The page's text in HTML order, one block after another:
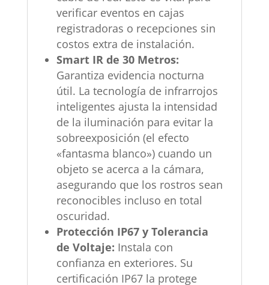
verificar eventos en cajas
registradoras o recepciones sin
costos extra de instalación.
Smart IR de 30 Metros:
Garantiza evidencia nocturna
útil. La tecnología de infrarrojos
inteligentes ajusta la intensidad
de la iluminación para evitar la
sobreexposición (el efecto
«fantasma blanco») cuando un
objeto se acerca a la cámara,
asegurando que los rostros sean
reconocibles incluso en total
oscuridad.
Protección IP67 y Tolerancia
de Voltaje: Instala con
confianza en exteriores. Su
certificación IP67 la protege